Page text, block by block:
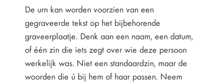
De urn kan worden voorzien van een
gegraveerde tekst op het bijbehorende
graveerplaatje. Denk aan een naam, een datum,
of één zin die iets zegt over wie deze persoon
werkelijk was. Niet een standaardzin, maar de
woorden die ú bij hem of haar passen. Neem